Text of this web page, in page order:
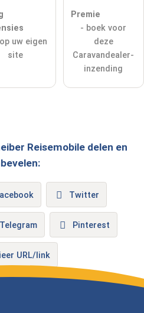
uw eigen
site
Premie
- boek voor
deze
Caravandealer-
inzending
Reisemobiledelen en
Twitter
Telegram Pinterest
URL/link